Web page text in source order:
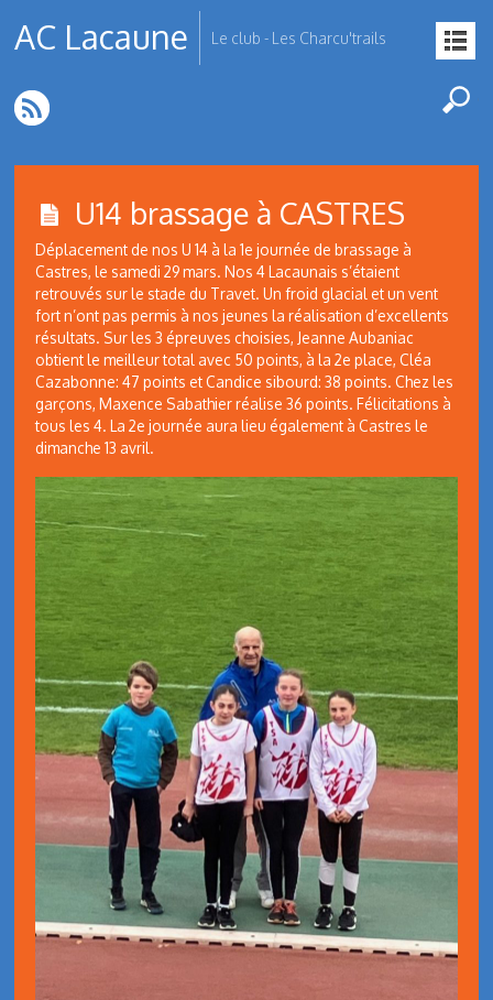
AC Lacaune Le club - Les Charcu'trails
U14 brassage à CASTRES
Déplacement de nos U 14 à la 1e journée de brassage à
Castres, le samedi 29 mars. Nos 4 Lacaunais s’étaient
retrouvés sur le stade du Travet. Un froid glacial et un vent
fort n’ont pas permis à nos jeunes la réalisation d’excellents
résultats. Sur les 3 épreuves choisies, Jeanne Aubaniac
obtient le meilleur total avec 50 points, à la 2e place, Cléa
Cazabonne: 47 points et Candice sibourd: 38 points. Chez les
garçons, Maxence Sabathier réalise 36 points. Félicitations à
tous les 4. La 2e journée aura lieu également à Castres le
dimanche 13 avril.